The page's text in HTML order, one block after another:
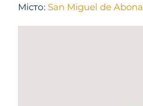
Місто: San Miguel de Abona